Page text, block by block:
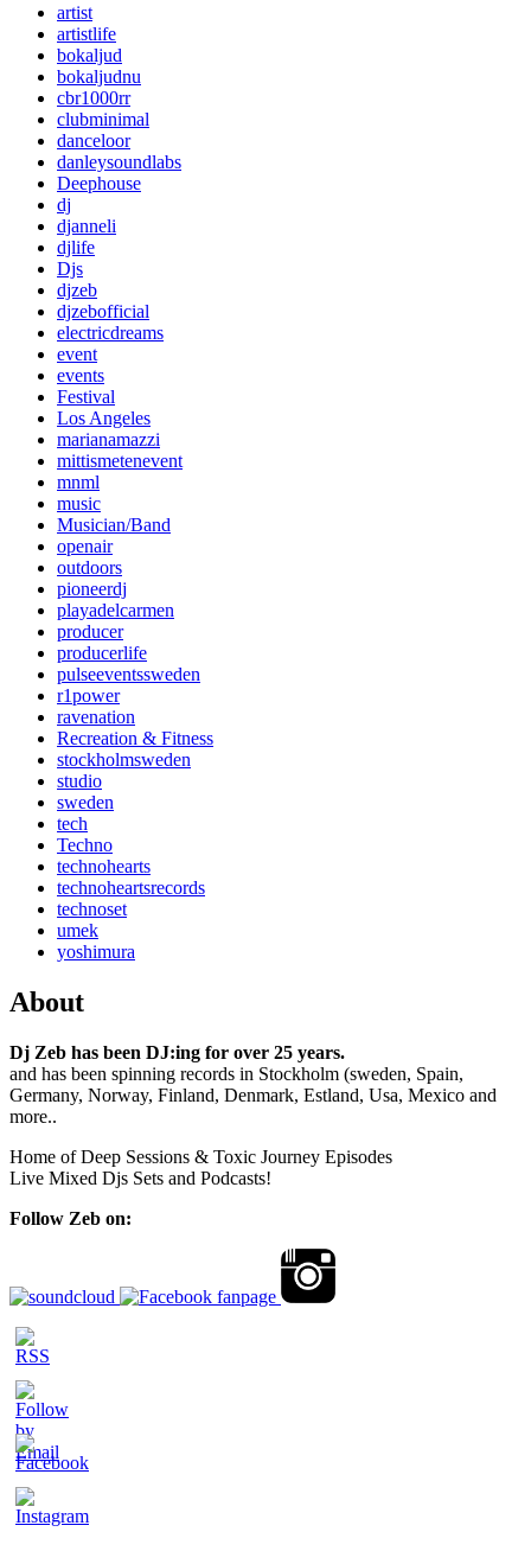
artist
artistlife
bokaljud
bokaljudnu
cbr1000rr
clubminimal
danceloor
danleysoundlabs
Deephouse
dj
djanneli
djlife
Djs
djzeb
djzebofficial
electricdreams
event
events
Festival
Los Angeles
marianamazzi
mittismetenevent
mnml
music
Musician/Band
openair
outdoors
pioneerdj
playadelcarmen
producer
producerlife
pulseeventssweden
r1power
ravenation
Recreation & Fitness
stockholmsweden
studio
sweden
tech
Techno
technohearts
technoheartsrecords
technoset
umek
yoshimura
About
Dj Zeb has been DJ:ing for over 25 years.
and has been spinning records in Stockholm (sweden, Spain,
Germany, Norway, Finland, Denmark, Estland, Usa, Mexico and
more..
Home of Deep Sessions & Toxic Journey Episodes
Live Mixed Djs Sets and Podcasts!
Follow Zeb on: